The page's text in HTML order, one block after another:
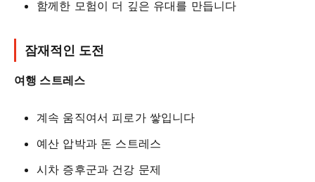
함께한 모험이 더 깊은 유대를 만듭니다
잠재적인 도전
여행 스트레스
계속 움직여서 피로가 쌓입니다
예산 압박과 돈 스트레스
시차 증후군과 건강 문제